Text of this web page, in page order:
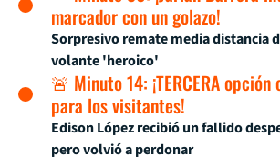
marcador con un golazo!
Sorpresivo remate media distancia
volante 'heroico'
🚨 Minuto 14: ¡TERCERA
para los visitantes!
Edison López recibió un fallido
pero volvió a perdonar